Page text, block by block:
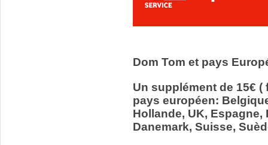
Dom Tom et pays
Un supplément de 15€
pays européen:
Hollande, UK,
Danemark, Suisse,